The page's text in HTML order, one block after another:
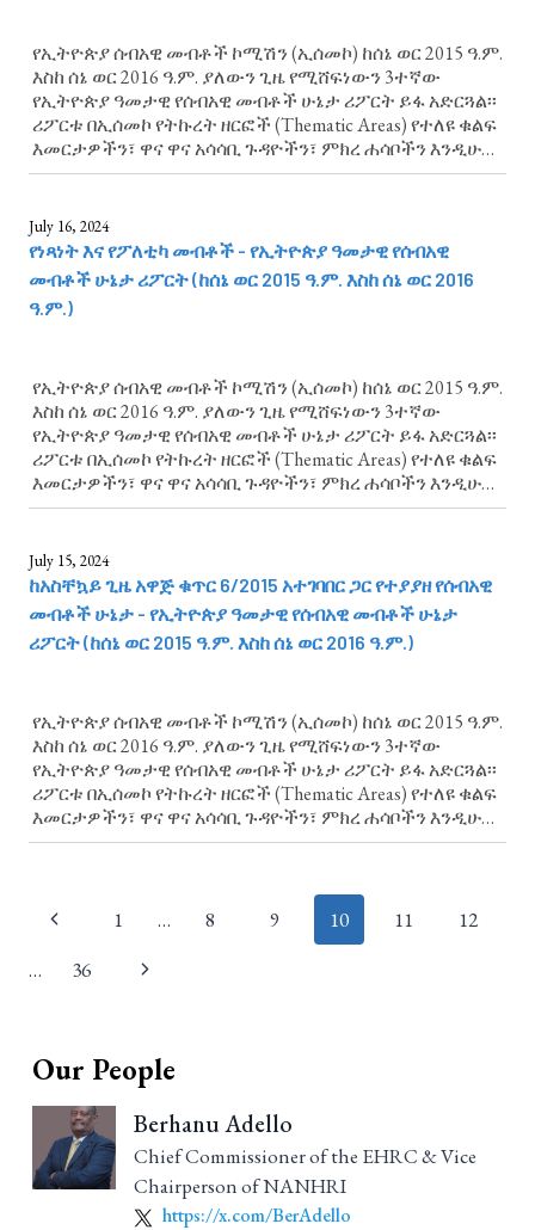
የኢትዮጵያ ሰብአዊ መብቶች ኮሚሽን (ኢሰመኮ) ከሰኔ ወር 2015 ዓ.ም.
እስከ ሰኔ ወር 2016 ዓ.ም. ያለውን ጊዜ የሚሸፍነውን 3ተኛው
የኢትዮጵያ ዓመታዊ የሰብአዊ መብቶች ሁኔታ ሪፖርት ይፋ አድርጓል፡፡
ሪፖርቱ በኢሰመኮ የትኩረት ዘርፎች (Thematic Areas) የተለዩ ቁልፍ
እመርታዎችን፣ ዋና ዋና አሳሳቢ ጉዳዮችን፣ ምክረ ሐሳቦችን እንዲሁም
ልዩ ትኩረት የሚሹ የሰብአዊ መብቶች ጉዳዮች አካትቷል። በጥበቃ ሥር
July 16, 2024
የነጻነት እና የፖለቲካ መብቶች - የኢትዮጵያ ዓመታዊ የሰብአዊ
መብቶች ሁኔታ ሪፖርት (ከሰኔ ወር 2015 ዓ.ም. እስከ ሰኔ ወር 2016
ዓ.ም.)
የኢትዮጵያ ሰብአዊ መብቶች ኮሚሽን (ኢሰመኮ) ከሰኔ ወር 2015 ዓ.ም.
እስከ ሰኔ ወር 2016 ዓ.ም. ያለውን ጊዜ የሚሸፍነውን 3ተኛው
የኢትዮጵያ ዓመታዊ የሰብአዊ መብቶች ሁኔታ ሪፖርት ይፋ አድርጓል፡፡
ሪፖርቱ በኢሰመኮ የትኩረት ዘርፎች (Thematic Areas) የተለዩ ቁልፍ
እመርታዎችን፣ ዋና ዋና አሳሳቢ ጉዳዮችን፣ ምክረ ሐሳቦችን እንዲሁም
ልዩ ትኩረት የሚሹ የሰብአዊ መብቶች ጉዳዮች አካትቷል። የነጻነት እና
July 15, 2024
ከአስቸኳይ ጊዜ አዋጅ ቁጥር 6/2015 አተገባበር ጋር የተያያዘ የሰብአዊ
መብቶች ሁኔታ - የኢትዮጵያ ዓመታዊ የሰብአዊ መብቶች ሁኔታ
ሪፖርት (ከሰኔ ወር 2015 ዓ.ም. እስከ ሰኔ ወር 2016 ዓ.ም.)
የኢትዮጵያ ሰብአዊ መብቶች ኮሚሽን (ኢሰመኮ) ከሰኔ ወር 2015 ዓ.ም.
እስከ ሰኔ ወር 2016 ዓ.ም. ያለውን ጊዜ የሚሸፍነውን 3ተኛው
የኢትዮጵያ ዓመታዊ የሰብአዊ መብቶች ሁኔታ ሪፖርት ይፋ አድርጓል፡፡
ሪፖርቱ በኢሰመኮ የትኩረት ዘርፎች (Thematic Areas) የተለዩ ቁልፍ
እመርታዎችን፣ ዋና ዋና አሳሳቢ ጉዳዮችን፣ ምክረ ሐሳቦችን እንዲሁም
ልዩ ትኩረት የሚሹ የሰብአዊ መብቶች ጉዳዮች አካትቷል። ከአስቸኳይ
Page
navigation
1 … 8 9 10 11
12
…
36
Our People
Berhanu Adello
Chief Commissioner of the EHRC & Vice
Chairperson of NANHRI
https://x.com/BerAdello